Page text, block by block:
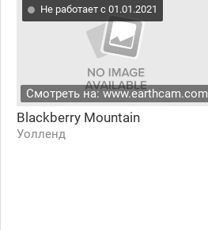
Не работает с 01.01.2021
Смотреть на: www.earthcam.com
Blackberry Mountain
Уолленд